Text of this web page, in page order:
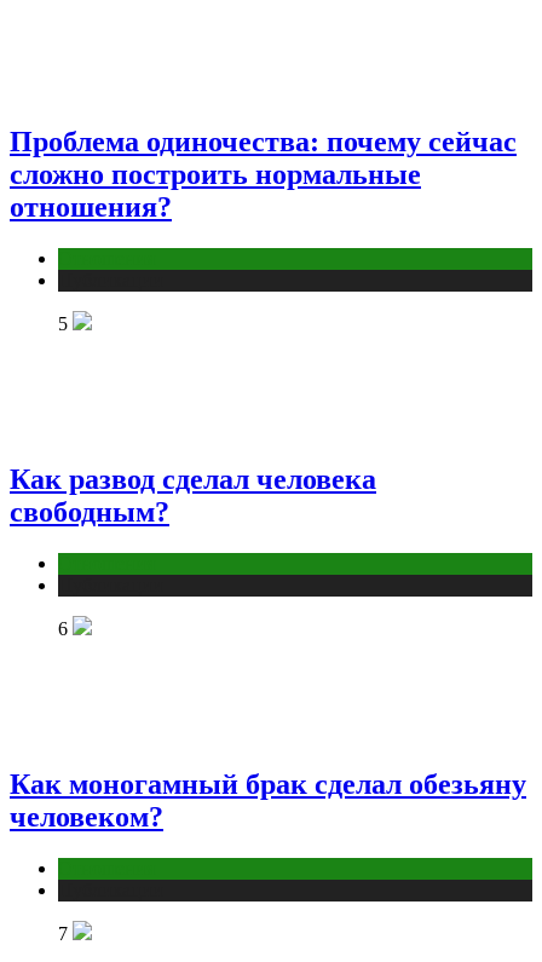
Проблема одиночества: почему сейчас
сложно построить нормальные
отношения?
5
Как развод сделал человека
свободным?
6
Как моногамный брак сделал обезьяну
человеком?
7